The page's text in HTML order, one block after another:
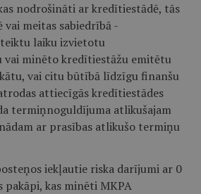
nodrošināti ar kredītiestādē, tās
meitas sabiedrībā -
laiku izvietotu
minēto kredītiestāžu emitētu
vai citu būtībā līdzīgu finanšu
attiecīgās kredītiestādes
termiņnoguldījuma atlikušajam
ar prasības atlikušo termiņu
iekļautie riska darījumi ar 0
kas minēti MKPA